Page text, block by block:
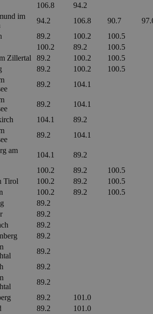
106.8
94.2
im
94.2 106.8 90.7
89.2 100.2
100.5
100.2 89.2
100.5
Zillertal 89.2 100.2
100.5
89.2 100.2
100.5
89.2 104.1
89.2
104.1
104.1
89.2
89.2 104.1
am
104.1
89.2
100.2 89.2
100.5
Tirol 100.2 89.2
100.5
100.2 89.2
100.5
89.2
89.2
89.2
89.2
89.2
89.2
89.2
89.2
101.0
89.2
101.0